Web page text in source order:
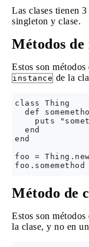
Las clases tienen
singleton y clase.
Métodos
Estos son métodos
instance de la
class Thing
def
puts
  end
end
foo =
Método de
Estos son
la clase, y no en